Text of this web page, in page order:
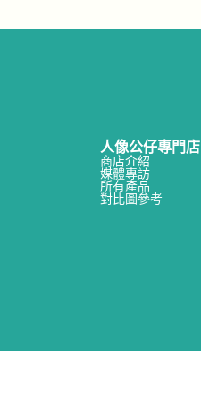
人像公仔專門店
商店介紹
媒體專訪
所有產品
對比圖參考